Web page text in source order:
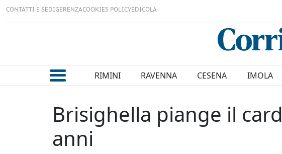
CONTATTI E SEDIGERENZACOOKIES POLICYEDICOLA
RIMINI RAVENNA CESENA IMOLA
Brisighella piange il
anni